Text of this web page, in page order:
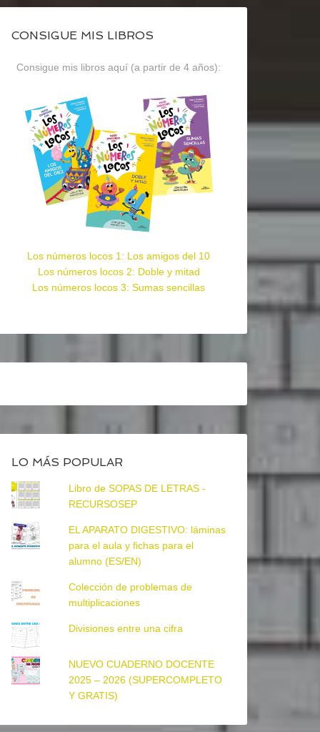
CONSIGUE MIS LIBROS
Consigue mis libros aquí (a partir de 4 años):
Los números locos 1: Los amigos del 10
Los números locos 2: Doble y mitad
Los números locos 3: Sumas sencillas
LO MÁS POPULAR
Libro de SOPAS DE LETRAS -
RECURSOSEP
EL APARATO DIGESTIVO: láminas
para el aula y fichas para el
alumno (ES/EN)
Colección de problemas de
multiplicaciones
Divisiones entre una cifra
NUEVO CUADERNO DOCENTE
2025 – 2026 (SUPERCOMPLETO
Y GRATIS)